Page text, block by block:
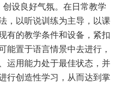
设良好气氛。在日常教学
，以听说训练为主导，以课
有的教学条件和设备，紧扣
能置于语言情景中去进行，
运用能力处于最佳状态，并
行创造性学习，从而达到掌